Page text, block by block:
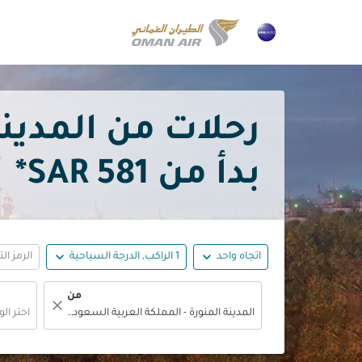
بدأ من 581 SAR*
اتجاه واحد expand_more 1 الراكب, الدرجة السياحية expand_more الرمز
من
close